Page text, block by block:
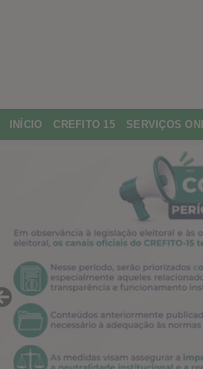
INÍCIO CREFITO 15 SERVIÇOS